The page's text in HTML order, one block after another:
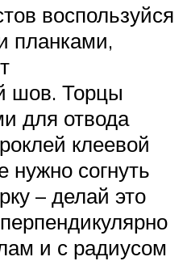
воспользуйся
планками,
шов. Торцы
для отвода
клеевой
нужно согнуть
– делай это
и с радиусом